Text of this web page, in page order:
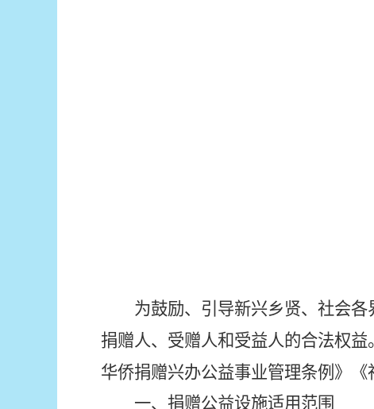
新兴
为鼓励、引导新兴乡贤、社会
捐赠人、受赠人和受益人的合法权
华侨捐赠兴办公益事业管理条例》
一、捐赠公益设施适用范围